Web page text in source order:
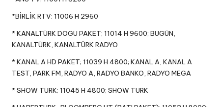
*BİRLİK RTV: 11006 H 2960
* KANALTÜRK DOGU PAKET; 11014 H 9600; BUGÜN,
KANALTÜRK, KANALTÜRK RADYO
* KANAL A HD PAKET; 11039 H 4800; KANAL A, KANAL A
TEST, PARK FM, RADYO A, RADYO BANKO, RADYO MEGA
* SHOW TURK; 11045 H 4800; SHOW TURK